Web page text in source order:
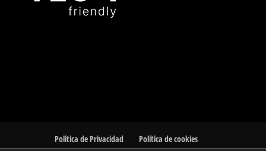
Política de Privacidad Política de cookies